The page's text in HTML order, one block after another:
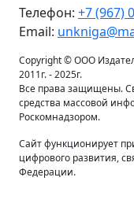
Телефон: +7 (967)
Email:
Copyright © ООО
2011г. - 2025г.
Все права защищены.
средства массовой
Роскомнадзором.
Сайт функционирует
цифрового развития,
Федерации.